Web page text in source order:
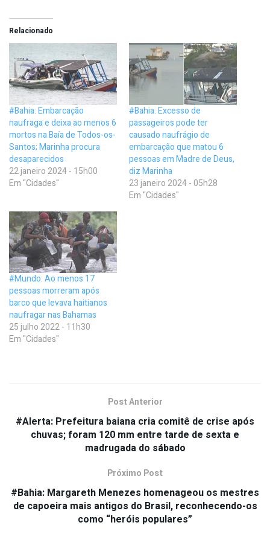
Relacionado
#Bahia: Embarcação
naufraga e deixa ao menos 6
mortos na Baía de Todos-os-
Santos; Marinha procura
desaparecidos
22 janeiro 2024 - 15h00
Em "Cidades"
#Bahia: Excesso de
passageiros pode ter
causado naufrágio de
embarcação que matou 6
pessoas em Madre de Deus,
diz Marinha
23 janeiro 2024 - 05h28
Em "Cidades"
#Mundo: Ao menos 17
pessoas morreram após
barco que levava haitianos
naufragar nas Bahamas
25 julho 2022 - 11h30
Em "Cidades"
Post Anterior
#Alerta: Prefeitura baiana cria comitê de crise após
chuvas; foram 120 mm entre tarde de sexta e
madrugada do sábado
Próximo Post
#Bahia: Margareth Menezes homenageou os mestres
de capoeira mais antigos do Brasil, reconhecendo-os
como “heróis populares”